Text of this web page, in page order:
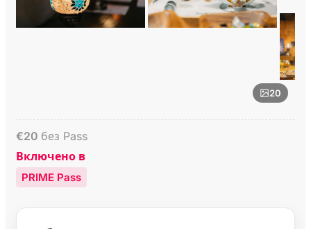
20
€20 без Pass
Включено в
PRIME Pass